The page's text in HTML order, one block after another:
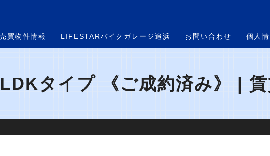
売買物件情報 LIFESTARバイクガレージ追浜 お問い合わせ 個人
タイプ 《ご成約済み》 |